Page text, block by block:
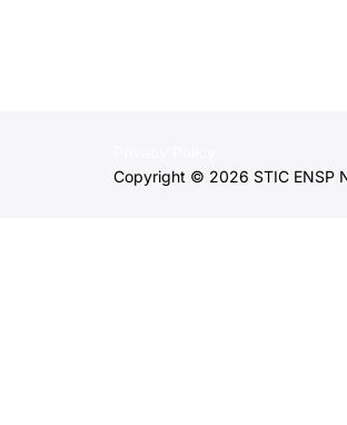
Copyright © 2026 STIC ENSP